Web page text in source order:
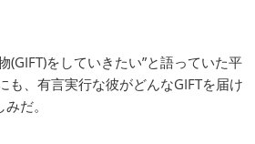
(GIFT)をしていきたい”と語っていた平
も、有言実行な彼がどんなGIFTを届け
だ。